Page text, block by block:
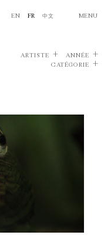
EN FR 中文 MENU
ARTISTE
ANNÉE
CATÉGORIE